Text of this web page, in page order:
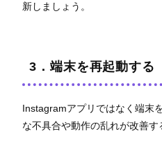
新しましょう。
3．端末を再起動する
Instagramアプリではなく端末
な不具合や動作の乱れが改善す